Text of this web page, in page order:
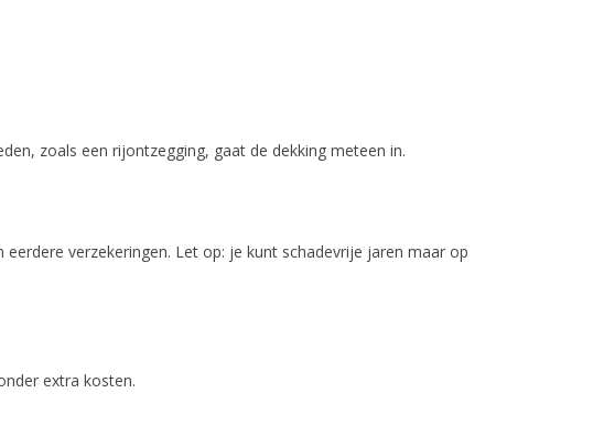
zoals een rijontzegging, gaat de dekking meteen in.
verzekeringen. Let op: je kunt schadevrije jaren maar op
extra kosten.